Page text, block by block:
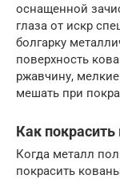
оснащенной
глаза от искр
болгарку
поверхность
ржавчину,
мешать при
Как
Когда металл
покрасить